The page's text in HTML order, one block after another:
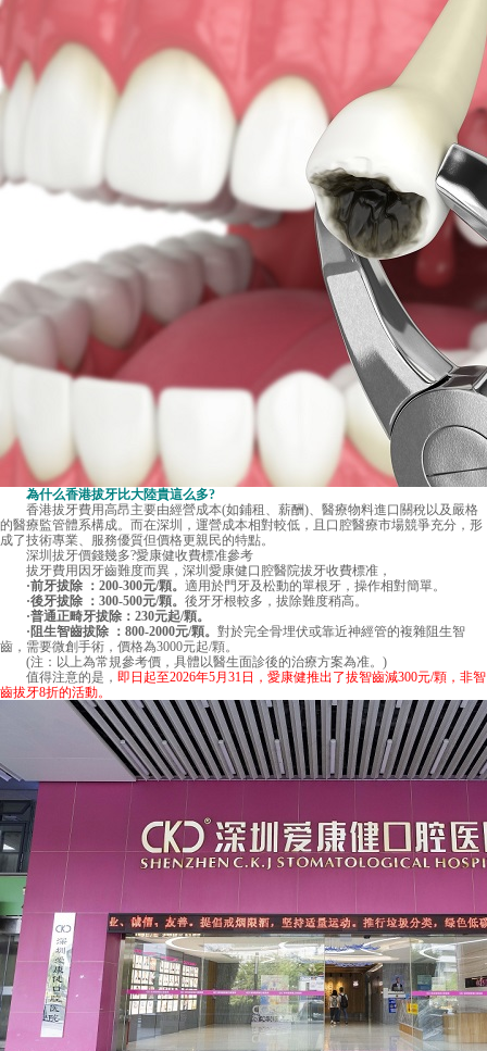
為什么香港拔牙比大陸貴這么多?
香港拔牙費用高昂主要由經營成本(如鋪租、薪酬)、醫療物料進口關稅以及嚴格
的醫療監管體系構成。而在深圳，運營成本相對較低，且口腔醫療市場競爭充分，形
成了技術專業、服務優質但價格更親民的特點。
深圳拔牙價錢幾多?愛康健收費標准參考
拔牙費用因牙齒難度而異，深圳愛康健口腔醫院拔牙收費標准，
·前牙拔除 ：200-300元/顆。 適用於門牙及松動的單根牙，操作相對簡單。
·後牙拔除 ：300-500元/顆。 後牙牙根較多，拔除難度稍高。
·普通正畸牙拔除：230元起/顆。
·阻生智齒拔除 ：800-2000元/顆。 對於完全骨埋伏或靠近神經管的複雜阻生智
齒，需要微創手術，價格為3000元起/顆。
(注：以上為常規參考價，具體以醫生面診後的治療方案為准。)
值得注意的是， 即日起至2026年5月31日，愛康健推出了拔智齒減300元/顆，非智
齒拔牙8折的活動。